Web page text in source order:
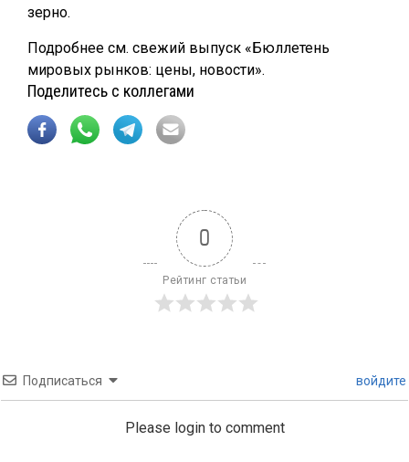
зерно.
Подробнее см. свежий выпуск «Бюллетень
мировых рынков: цены, новости».
Поделитесь с коллегами
0
Рейтинг статьи
Подписаться войдите
Please login to comment